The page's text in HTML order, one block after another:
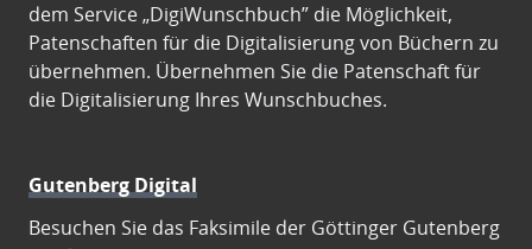
dem Service „DigiWunschbuch” die Möglichkeit,
Patenschaften für die Digitalisierung von Büchern zu
übernehmen. Übernehmen Sie die Patenschaft für
die Digitalisierung Ihres Wunschbuches.
Gutenberg Digital
Besuchen Sie das Faksimile der Göttinger Gutenberg